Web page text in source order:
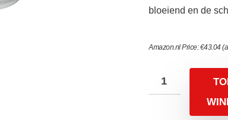
bloeiend en de
Amazon.nl Price:€43.04